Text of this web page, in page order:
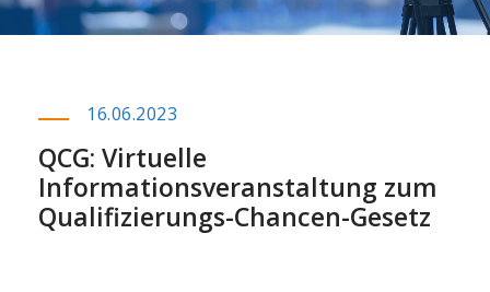
16.06.2023
QCG: Virtuelle
Informationsveranstaltung zum
Qualifizierungs-Chancen-Gesetz